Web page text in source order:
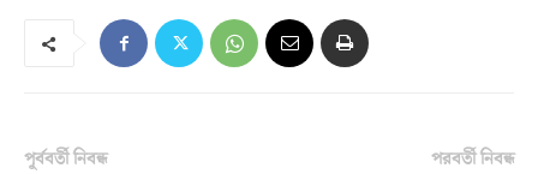
পূর্ববর্তী নিবন্ধ
পরবর্তী নিবন্ধ